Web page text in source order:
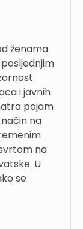
ženama
i javnih
pojam
na
na
U
se